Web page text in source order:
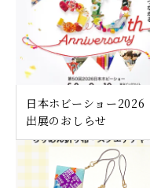
日本ホビーショー2026
出展のおしらせ